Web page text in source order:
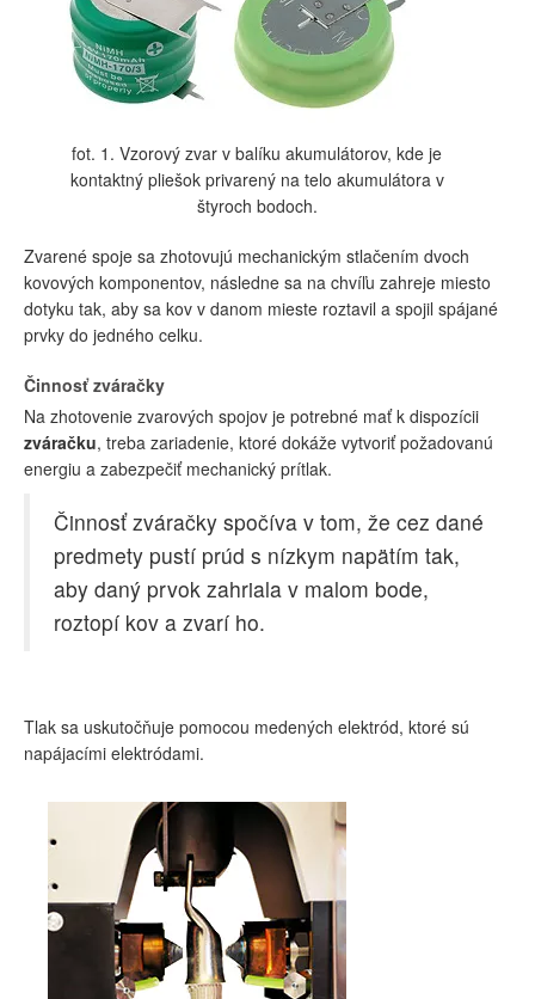
fot. 1. Vzorový zvar v balíku akumulátorov, kde je
kontaktný pliešok privarený na telo akumulátora v
štyroch bodoch.
Zvarené spoje sa zhotovujú mechanickým stlačením dvoch
kovových komponentov, následne sa na chvíľu zahreje miesto
dotyku tak, aby sa kov v danom mieste roztavil a spojil spájané
prvky do jedného celku.
Činnosť zváračky
Na zhotovenie zvarových spojov je potrebné mať k dispozícii
zváračku, treba zariadenie, ktoré dokáže vytvoriť požadovanú
energiu a zabezpečiť mechanický prítlak.
Činnosť zváračky spočíva v tom, že cez dané
predmety pustí prúd s nízkym napätím tak,
aby daný prvok zahriala v malom bode,
roztopí kov a zvarí ho.
Tlak sa uskutočňuje pomocou medených elektród, ktoré sú
napájacími elektródami.